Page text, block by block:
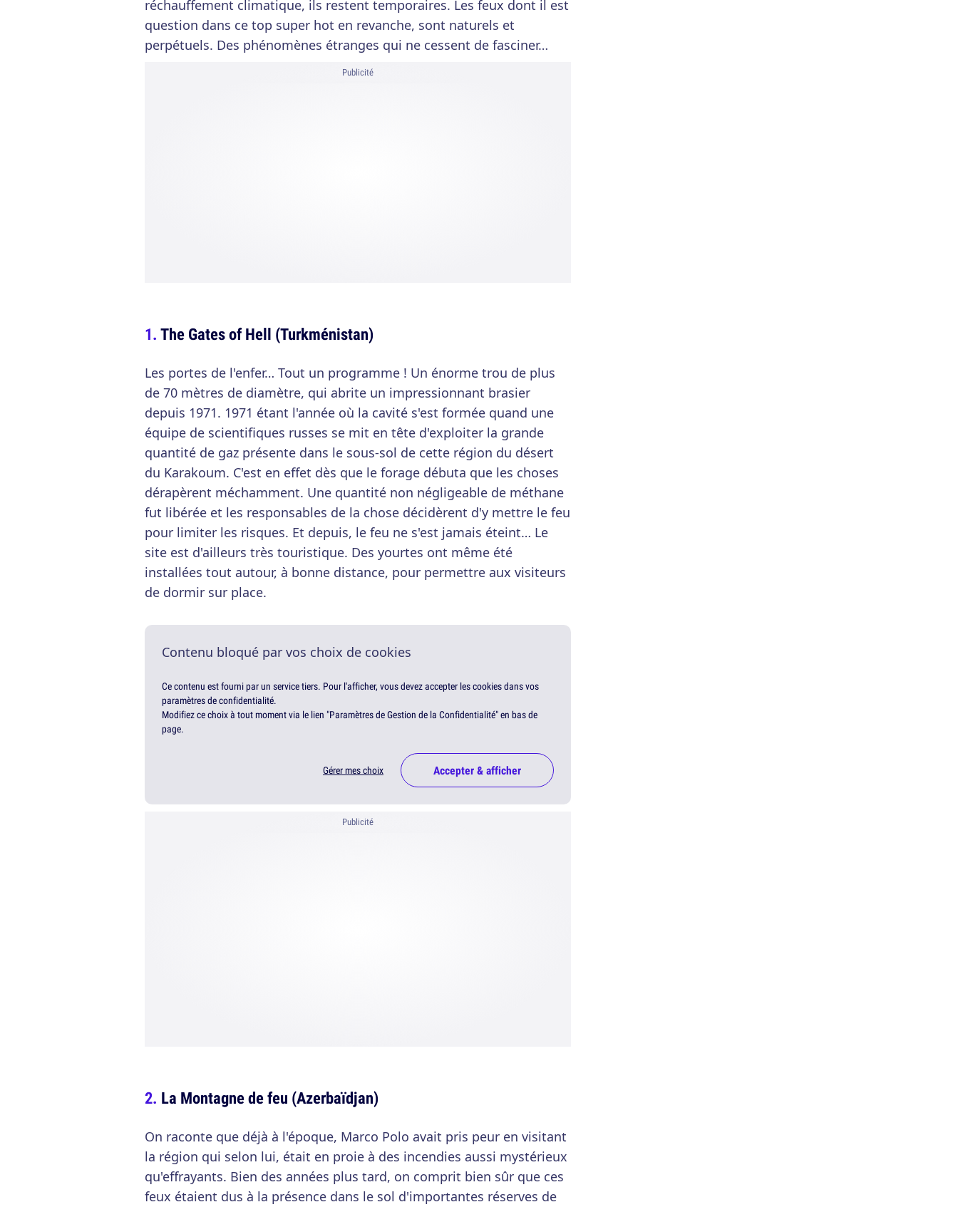
réchauffement climatique, ils restent temporaires. Les feux dont il est
question dans ce top super hot en revanche, sont naturels et
perpétuels. Des phénomènes étranges qui ne cessent de fasciner…
Publicité
The Gates of Hell (Turkménistan)
Les portes de l'enfer… Tout un programme ! Un énorme trou de plus
de 70 mètres de diamètre, qui abrite un impressionnant brasier
depuis 1971. 1971 étant l'année où la cavité s'est formée quand une
équipe de scientifiques russes se mit en tête d'exploiter la grande
quantité de gaz présente dans le sous-sol de cette région du désert
du Karakoum. C'est en effet dès que le forage débuta que les choses
dérapèrent méchamment. Une quantité non négligeable de méthane
fut libérée et les responsables de la chose décidèrent d'y mettre le feu
pour limiter les risques. Et depuis, le feu ne s'est jamais éteint… Le
site est d'ailleurs très touristique. Des yourtes ont même été
installées tout autour, à bonne distance, pour permettre aux visiteurs
de dormir sur place.
Contenu bloqué par vos choix de cookies
Ce contenu est fourni par un service tiers. Pour l'afficher, vous devez accepter les cookies dans vos
paramètres de confidentialité.
Modifiez ce choix à tout moment via le lien "Paramètres de Gestion de la Confidentialité" en bas de
page.
Gérer mes choix Accepter & afficher
Publicité
La Montagne de feu (Azerbaïdjan)
On raconte que déjà à l'époque, Marco Polo avait pris peur en visitant
la région qui selon lui, était en proie à des incendies aussi mystérieux
qu'effrayants. Bien des années plus tard, on comprit bien sûr que ces
feux étaient dus à la présence dans le sol d'importantes réserves de